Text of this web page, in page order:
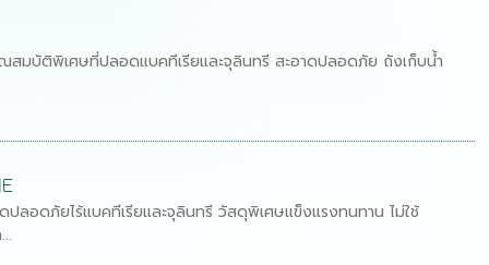
สมบัติพิเศษที่ปลอดแบคทีเรียและจุลินทรี สะอาดปลอดภัย ถังเก็บน้ำ
ปลอดภัยไร้แบคทีเรียและจุลินทรี วัสดุพิเศษแข็งแรงทนทาน ไม่ใช้